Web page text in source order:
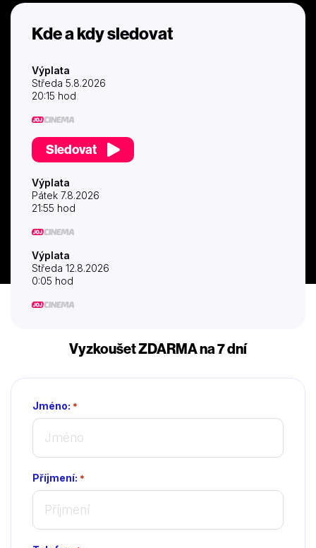
Kde a kdy sledovat
Výplata
Středa 5.8.2026
20:15 hod
Sledovat
Výplata
Pátek 7.8.2026
21:55 hod
Výplata
Středa 12.8.2026
0:05 hod
Vyzkoušet ZDARMA na 7 dní
Jméno: *
Příjmení: *